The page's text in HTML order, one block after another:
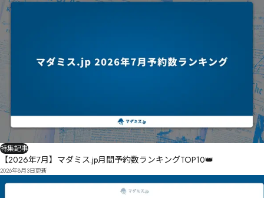
特集記事
【2026年7月】マダミス.jp月間予約数ランキングTOP10👑
2026年8月3日更新